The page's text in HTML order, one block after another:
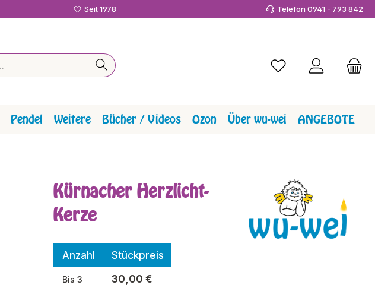
Seit 1978 Telefon 0941 - 793 842
Du hast 0 Produkte
Pendel Weitere Bücher / Videos Ozon Über wu-wei ANGEBOTE
Kürnacher Herzlicht-
Kerze
Anzahl Stückpreis
Bis 3 30,00 €